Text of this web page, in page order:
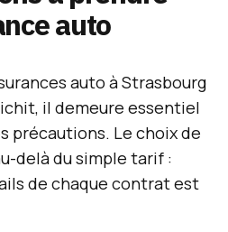
auto
auto à Strasbourg
il demeure essentiel
précautions. Le choix de
delà du simple tarif :
de chaque contrat est